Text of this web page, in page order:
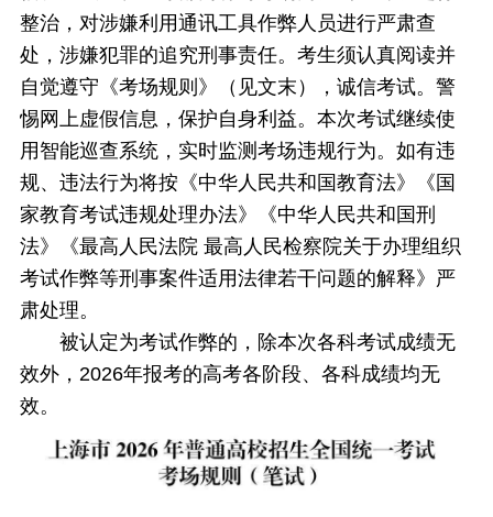
整治，对涉嫌利用通讯工具作弊人员进行严肃查
处，涉嫌犯罪的追究刑事责任。考生须认真阅读并
自觉遵守《考场规则》（见文末），诚信考试。警
惕网上虚假信息，保护自身利益。本次考试继续使
用智能巡查系统，实时监测考场违规行为。如有违
规、违法行为将按《中华人民共和国教育法》《国
家教育考试违规处理办法》《中华人民共和国刑
法》《最高人民法院 最高人民检察院关于办理组织
考试作弊等刑事案件适用法律若干问题的解释》严
肃处理。
被认定为考试作弊的，除本次各科考试成绩无
效外，2026年报考的高考各阶段、各科成绩均无
效。